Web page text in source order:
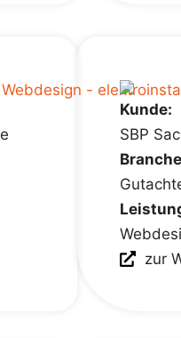
Kunde:
SBP
zur